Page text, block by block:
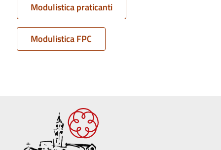
Modulistica praticanti
Modulistica FPC